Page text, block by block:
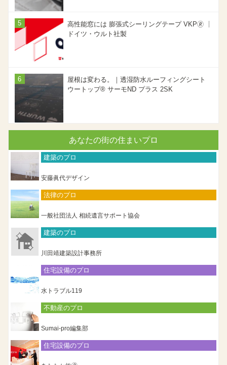
高性能窓には 膨張式シーリングテープ VKP🄬 ｜
ドイツ・ウルト社製
屋根は変わる。｜透湿防水ルーフィングシート
ウートップ® サーモND プラス 2SK
あなたの街の住まいプロ
建築のプロ
安藤眞代デザイン
法律のプロ
一般社団法人 相続遺言サポート協会
建築のプロ
川田靖建築設計事務所
住宅設備のプロ
水トラブル119
不動産のプロ
Sumai-pro編集部
住宅設備のプロ